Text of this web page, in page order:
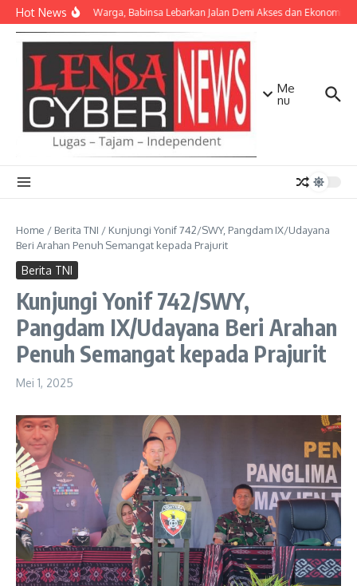
Lewati ke konten
Hot NewsBersama Warga, Babinsa Lebarkan Jalan Demi Akses dan Ekonomi
Me
nu
Home / Berita TNI / Kunjungi Yonif 742/SWY, Pangdam IX/Udayana
Beri Arahan Penuh Semangat kepada Prajurit
Berita TNI
Kunjungi Yonif 742/SWY,
Pangdam IX/Udayana Beri Arahan
Penuh Semangat kepada Prajurit
Mei 1, 2025